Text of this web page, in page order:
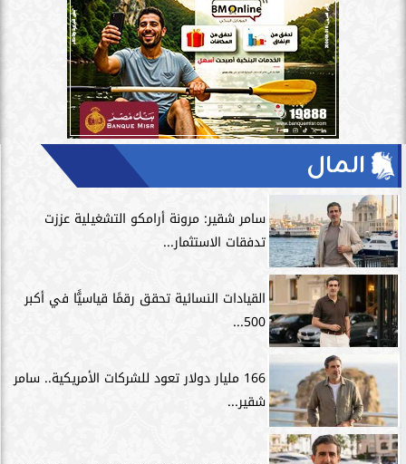
المال
سامر شقير: مرونة أرامكو التشغيلية عززت
تدفقات الاستثمار...
القيادات النسائية تحقق رقمًا قياسيًّا في أكبر
500...
166 مليار دولار تعود للشركات الأمريكية.. سامر
شقير...